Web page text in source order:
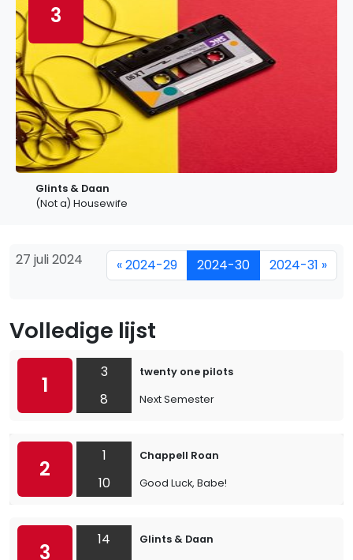
3
Glints & Daan
(Not a) Housewife
27 juli 2024 « 2024-29 2024-30 2024-31 »
Volledige lijst
1
3
8
twenty one pilots
Next Semester
2
1
10
Chappell Roan
Good Luck, Babe!
3
14
Glints & Daan